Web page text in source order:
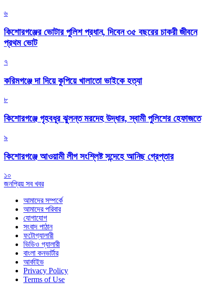
৬
কিশোরগঞ্জের ভোটার পুলিশ প্রধান, দিবেন ৩৫ বছরের চাকরী জীবনে
প্রথম ভোট
৭
করিমগঞ্জে দা দিয়ে কুপিয়ে খালাতো ভাইকে হত্যা
৮
কিশোরগঞ্জে গৃহবধূর ঝুলন্ত মরদেহ উদ্ধার, স্বামী পুলিশের হেফাজতে
৯
কিশোরগঞ্জে আওয়ামী লীগ সংশ্লিষ্ট সন্দেহে আনিছ গ্রেপ্তার
১০
জনপ্রিয় সব খবর
আমাদের সম্পর্কে
আমাদের পরিবার
যোগাযোগ
সংবাদ পাঠান
ফটোগ্যালারী
ভিডিও গ্যালারী
বাংলা কনভার্টার
আর্কাইভ
Privacy Policy
Terms of Use